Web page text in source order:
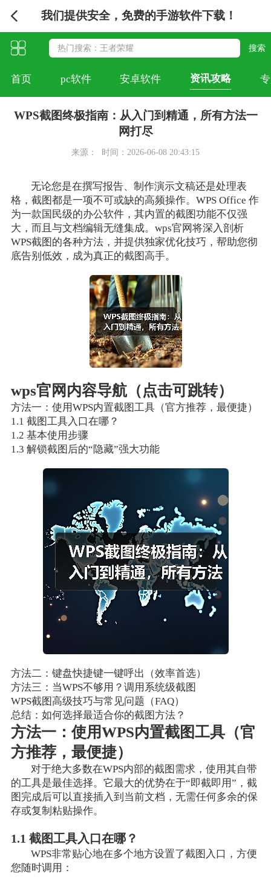
我们提供安全，免费的手游软件下载！
首页 pc软件 安卓软件 资讯攻略
WPS截图终极指南：从入门到精通，所有方法一
网打尽
来源： 时间：2026-06-08 20:43:15
无论您是在撰写报告、制作演示文稿还是处理表
格，截图都是一项不可或缺的高频操作。WPS Office 作
为一款国民级的办公软件，其内置的截图功能不仅强
大，而且与文档编辑无缝集成。wps官网将深入剖析
WPS截图的各种方法，并提供独家优化技巧，帮助您彻
底告别低效，成为真正的截图高手。
wps官网内容导航（点击可跳转）
方法一：使用WPS内置截图工具（官方推荐，最便捷）
1.1 截图工具入口在哪？
1.2 基本使用步骤
1.3 解锁截图后的“隐藏”强大功能
方法二：键盘快捷键一键呼出（效率首选）
方法三：当WPS不够用？调用系统级截图
WPS截图高级技巧与常见问题（FAQ）
总结：如何选择最适合你的截图方法？
方法一：使用WPS内置截图工具（官
方推荐，最便捷）
对于绝大多数在WPS内部的截图需求，使用其自带
的工具是最佳选择。它最大的优势在于“即截即用”，截
图完成后可以直接插入到当前文档，无需任何多余的保
存或复制粘贴操作。
1.1 截图工具入口在哪？
WPS非常贴心地在多个地方设置了截图入口，方便
您随时调用：